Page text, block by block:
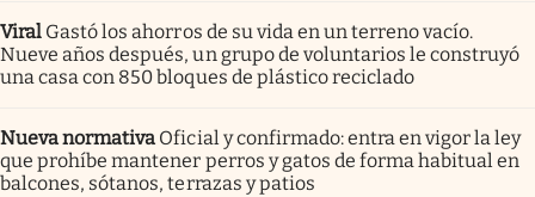
Viral Gastó los ahorros de su vida en un terreno vacío.
Nueve años después, un grupo de voluntarios le construyó
una casa con 850 bloques de plástico reciclado
Nueva normativa Oficial y confirmado: entra en vigor la ley
que prohíbe mantener perros y gatos de forma habitual en
balcones, sótanos, terrazas y patios